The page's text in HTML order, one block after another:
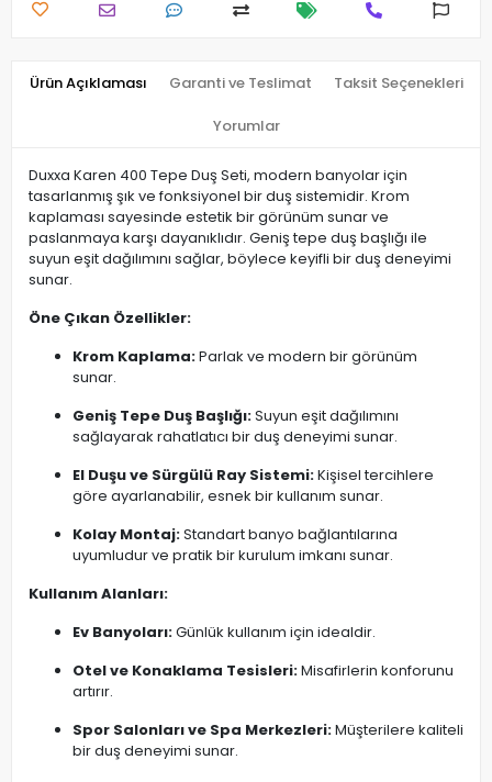
Ürün Açıklaması Garanti ve Teslimat Taksit Seçenekleri
Yorumlar
Duxxa Karen 400 Tepe Duş Seti, modern banyolar için
tasarlanmış şık ve fonksiyonel bir duş sistemidir. Krom
kaplaması sayesinde estetik bir görünüm sunar ve
paslanmaya karşı dayanıklıdır. Geniş tepe duş başlığı ile
suyun eşit dağılımını sağlar, böylece keyifli bir duş deneyimi
sunar.​
Öne Çıkan Özellikler:
Krom Kaplama:Parlak ve modern bir görünüm
sunar.​
Geniş Tepe Duş Başlığı:Suyun eşit dağılımını
sağlayarak rahatlatıcı bir duş deneyimi sunar.​
El Duşu ve Sürgülü Ray Sistemi:Kişisel tercihlere
göre ayarlanabilir, esnek bir kullanım sunar.​
Kolay Montaj:Standart banyo bağlantılarına
uyumludur ve pratik bir kurulum imkanı sunar.​
Kullanım Alanları:
Ev Banyoları:Günlük kullanım için idealdir.​
Otel ve Konaklama Tesisleri:Misafirlerin konforunu
artırır.​
Spor Salonları ve Spa Merkezleri:Müşterilere kaliteli
bir duş deneyimi sunar.​